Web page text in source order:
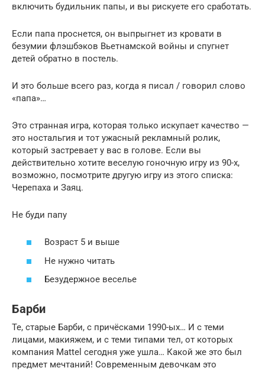
включить будильник папы, и вы рискуете его сработать.
Если папа проснется, он выпрыгнет из кровати в
безумии флэшбэков Вьетнамской войны и спугнет
детей обратно в постель.
И это больше всего раз, когда я писал / говорил слово
«папа»…
Это странная игра, которая только искупает качество —
это ностальгия и тот ужасный рекламный ролик,
который застревает у вас в голове. Если вы
действительно хотите веселую гоночную игру из 90-х,
возможно, посмотрите другую игру из этого списка:
Черепаха и Заяц.
Не буди папу
Возраст 5 и выше
Не нужно читать
Безудержное веселье
Барби
Те, старые Барби, с причёсками 1990-ых… И с теми
лицами, макияжем, и с теми типами тел, от которых
компания Mattel сегодня уже ушла… Какой же это был
предмет мечтаний! Современным девочкам это